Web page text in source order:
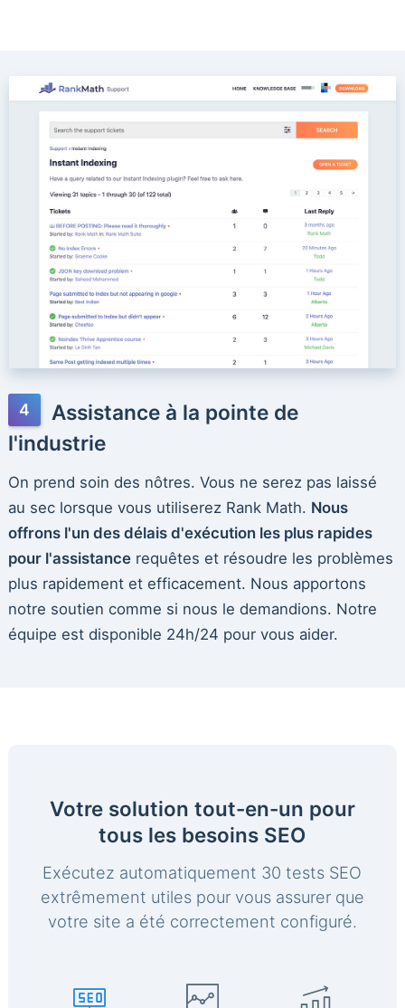
Assistance à la pointe de
l'industrie
On prend soin des nôtres. Vous ne serez pas laissé
au sec lorsque vous utiliserez Rank Math. Nous
offrons l'un des délais d'exécution les plus rapides
pour l'assistancerequêtes et résoudre les problèmes
plus rapidement et efficacement. Nous apportons
notre soutien comme si nous le demandions. Notre
équipe est disponible 24h/24 pour vous aider.
Votre solution tout-en-un pour
tous les besoins SEO
Exécutez automatiquement 30 tests SEO
extrêmement utiles pour vous assurer que
votre site a été correctement configuré.